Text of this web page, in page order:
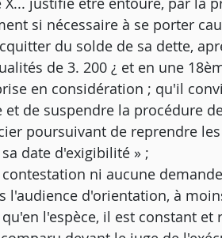
si nécessaire à se porter
du solde de sa dette,
de 3. 200 ¿ et en une
en considération ; qu'il
de suspendre la procédure
poursuivant de reprendre
date d'exigibilité » ;
ni aucune
d'orientation, à
l'espèce, il est constant et